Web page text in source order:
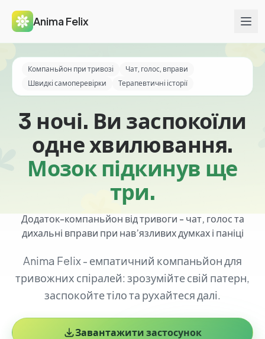
Anima Felix
Компаньйон при тривозі
Чат, голос, вправи
Швидкі самоперевірки
Терапевтичні історії
3 ночі. Ви заспокоїли
одне хвилювання.
Мозок підкинув ще
три.
Додаток-компаньйон від тривоги - чат, голос та
дихальні вправи при нав’язливих думках і паніці
Anima Felix - емпатичний компаньйон для
тривожних спіралей: зрозумійте свій патерн,
заспокойте тіло та рухайтеся далі.
Завантажити застосунок